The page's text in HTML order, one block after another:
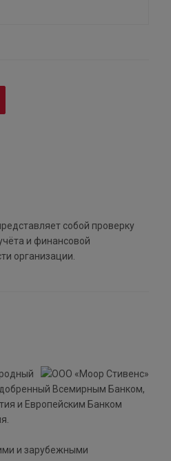
собой проверку
и финансовой
организации.
Всемирным Банком,
и Европейским Банком
и зарубежными